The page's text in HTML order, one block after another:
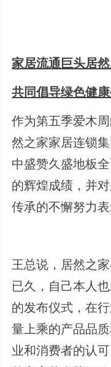
家居流通巨头居
共同倡导绿色健
作为第五季爱木
然之家家居连锁
中盛赞久盛地板
的辉煌成绩，并
传承的不懈努力表
王总说，居然之
已久，自己本人
的发布仪式，在
量上乘的产品品
业和消费者的认